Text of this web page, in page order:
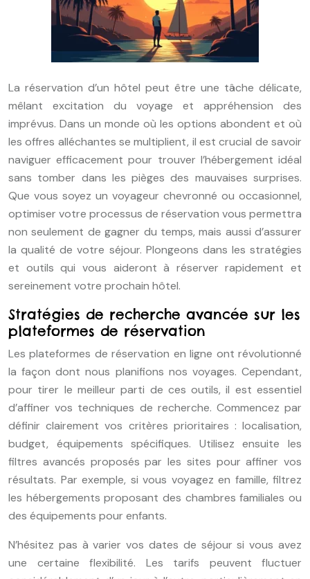
La réservation d’un hôtel peut être une tâche délicate,
mêlant excitation du voyage et appréhension des
imprévus. Dans un monde où les options abondent et où
les offres alléchantes se multiplient, il est crucial de savoir
naviguer efficacement pour trouver l’hébergement idéal
sans tomber dans les pièges des mauvaises surprises.
Que vous soyez un voyageur chevronné ou occasionnel,
optimiser votre processus de réservation vous permettra
non seulement de gagner du temps, mais aussi d’assurer
la qualité de votre séjour. Plongeons dans les stratégies
et outils qui vous aideront à réserver rapidement et
sereinement votre prochain hôtel.
Stratégies de recherche avancée sur les
plateformes de réservation
Les plateformes de réservation en ligne ont révolutionné
la façon dont nous planifions nos voyages. Cependant,
pour tirer le meilleur parti de ces outils, il est essentiel
d’affiner vos techniques de recherche. Commencez par
définir clairement vos critères prioritaires : localisation,
budget, équipements spécifiques. Utilisez ensuite les
filtres avancés proposés par les sites pour affiner vos
résultats. Par exemple, si vous voyagez en famille, filtrez
les hébergements proposant des chambres familiales ou
des équipements pour enfants.
N’hésitez pas à varier vos dates de séjour si vous avez
une certaine flexibilité. Les tarifs peuvent fluctuer